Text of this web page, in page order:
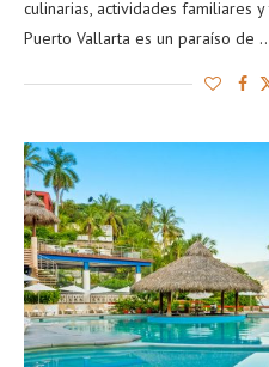
culinarias, actividades familiares
Puerto Vallarta es un paraíso de